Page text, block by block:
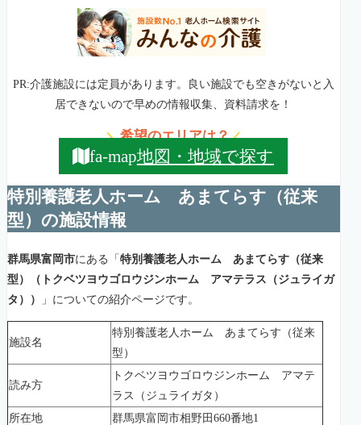
PR:介護施設には定員があります。良い施設でも空きがないと入
居できないので早めの情報収集、資料請求を！
＼希望のエリアは？／
fa-map地図・地域で探す
特別養護老人ホーム あまてらす（従来
型）の施設情報
群馬県富岡市にある「 特別養護老人ホーム あまてらす（従来
型）（トクベツヨウゴロウジンホーム アマテラス（ジュライガ
タ））
」についての紹介ページです。
施設名
特別養護老人ホーム あまてらす（従来
型）
読み方
トクベツヨウゴロウジンホーム アマテ
ラス（ジュライガタ）
所在地
群馬県富岡市相野田660番地1